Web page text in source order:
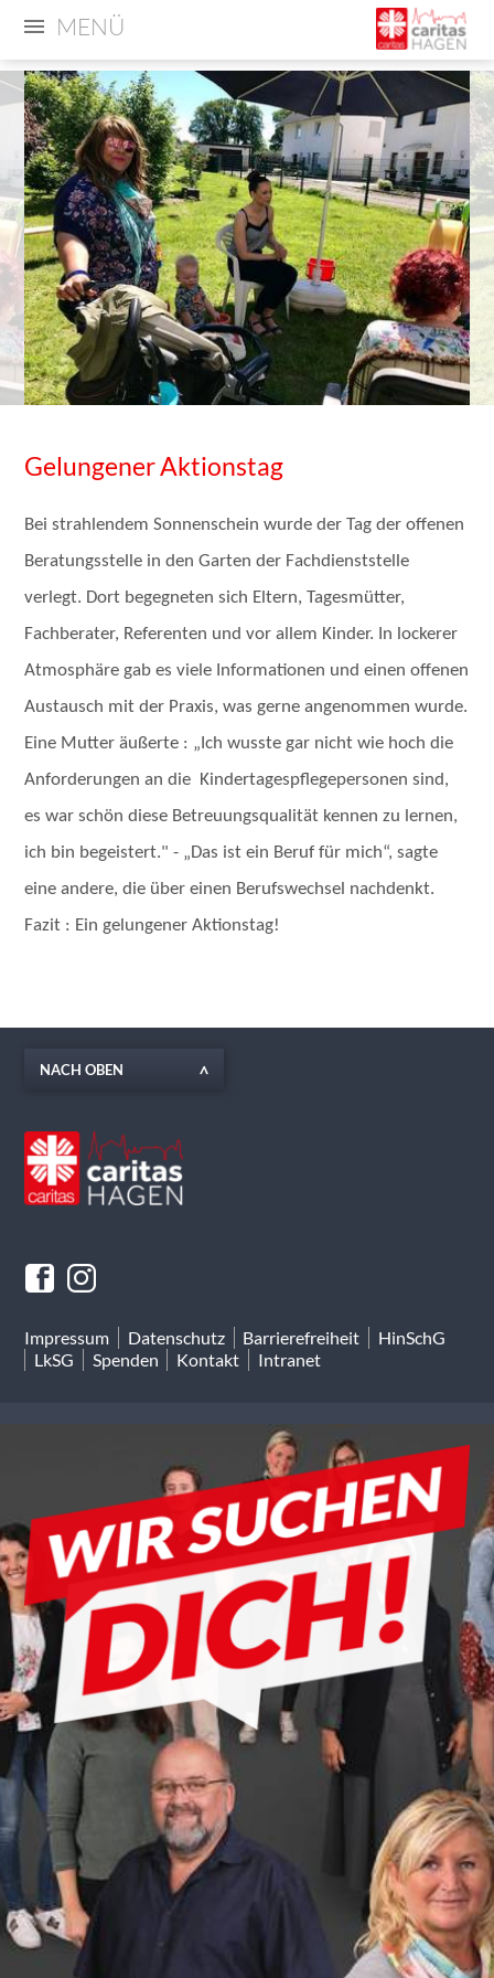
MENÜ
Gelungener Aktionstag
Bei strahlendem Sonnenschein wurde der Tag der offenen
Beratungsstelle in den Garten der Fachdienststelle
verlegt. Dort begegneten sich Eltern, Tagesmütter,
Fachberater, Referenten und vor allem Kinder. In lockerer
Atmosphäre gab es viele Informationen und einen offenen
Austausch mit der Praxis, was gerne angenommen wurde.
Eine Mutter äußerte : „Ich wusste gar nicht wie hoch die
Anforderungen an die Kindertagespflegepersonen sind,
es war schön diese Betreuungsqualität kennen zu lernen,
ich bin begeistert." - „Das ist ein Beruf für mich“, sagte
eine andere, die über einen Berufswechsel nachdenkt.
Fazit : Ein gelungener Aktionstag!
NACH OBEN
Impressum Datenschutz Barrierefreiheit
HinSchG
LkSG
Spenden Kontakt Intranet